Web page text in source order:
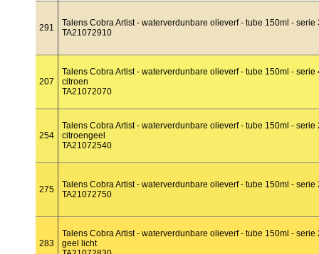
291
Talens Cobra Artist - waterverdunbare olieverf - tube 150ml - serie
TA21072910
207
Talens Cobra Artist - waterverdunbare olieverf - tube 150ml - serie
citroen
TA21072070
254
Talens Cobra Artist - waterverdunbare olieverf - tube 150ml - serie
citroengeel
TA21072540
275
Talens Cobra Artist - waterverdunbare olieverf - tube 150ml - serie
TA21072750
283
Talens Cobra Artist - waterverdunbare olieverf - tube 150ml - serie
geel licht